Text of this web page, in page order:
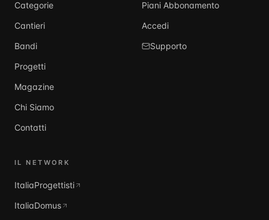
Categorie
Cantieri
Bandi
Progetti
Magazine
Chi Siamo
Contatti
Piani Abbonamento
Accedi
Supporto
IL NETWORK
ItaliaProgettisti
ItaliaDomus